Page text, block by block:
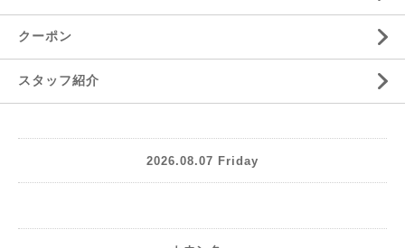
クーポン
スタッフ紹介
2026.08.07 Friday